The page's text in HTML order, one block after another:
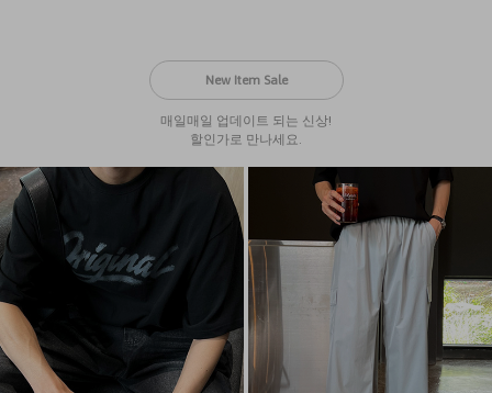
New Item Sale
매일매일 업데이트 되는 신상!
할인가로 만나세요.